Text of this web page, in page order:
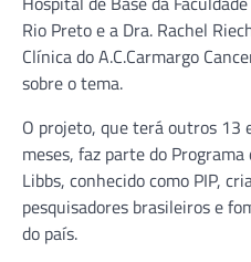
Rio Preto e a Dra. Rachel
Clínica do A.C.Carmargo
sobre o tema.
O projeto, que terá outros 13
meses, faz parte do
Libbs, conhecido como PIP,
pesquisadores brasileiros e
do país.